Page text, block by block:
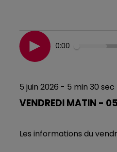
0:00
5 juin 2026 - 5 min 30 sec
VENDREDI MATIN -
Les informations du